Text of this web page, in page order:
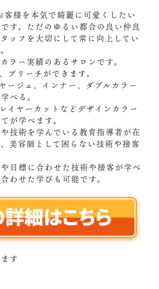
様を本気で綺麗に可愛くしたい
す。ただのゆるい都合の良い仲良
ッフを大切にして常に向上してい
ラー実績のあるサロンです。
ブリーチができます。
ージュ、インナー、ダブルカラー
べる。
イヤーカットなどデザインカラー
が学べます。
技術を学んでいる教育指導者が在
美容師として困らない技術や接客
目標に合わせた技術や接客が学べ
わせた学びも可能です。
す